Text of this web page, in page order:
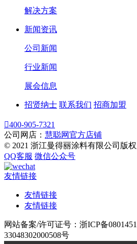
解决方案
新闻资讯
公司新闻
行业新闻
展会信息
招贤纳士 联系我们 招商加盟
400-905-7321
公司网店： 慧聪网官方店铺
© 2021 浙江曼得丽涂料有限公司版
QQ客服 微信公众号
友情链接
友情链接
友情链接
网站备案/许可证号：浙ICP备
33048302000508号